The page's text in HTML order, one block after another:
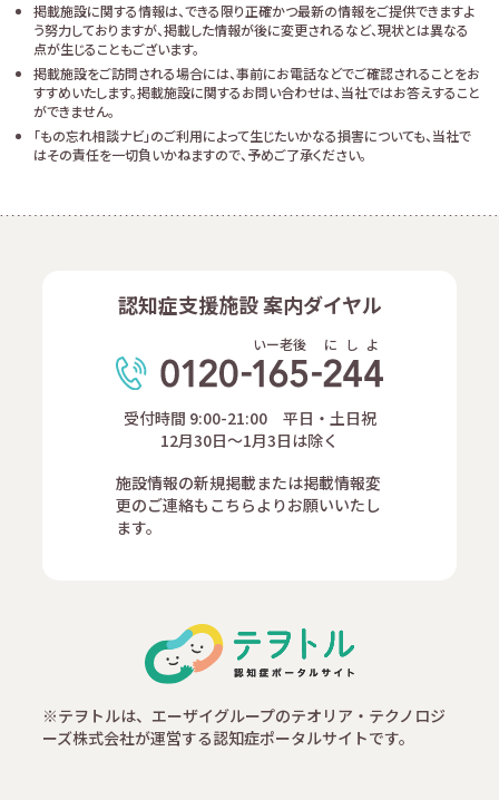
掲載施設に関する情報は、できる限り正確かつ最新の情報をご提供できますよ
う努力しておりますが、掲載した情報が後に変更されるなど、現状とは異なる
点が生じることもございます。
掲載施設をご訪問される場合には、事前にお電話などでご確認されることをお
すすめいたします。掲載施設に関するお問い合わせは、当社ではお答えすること
ができません。
「もの忘れ相談ナビ」のご利用によって生じたいかなる損害についても、当社で
はその責任を一切負いかねますので、予めご了承ください。
認知症支援施設 案内ダイヤル
いー老後 に し よ
受付時間 9:00-21:00 平日・土日祝
12月30日～1月3日は除く
施設情報の新規掲載または掲載情報変
更のご連絡もこちらよりお願いいたし
ます。
※テヲトルは、エーザイグループのテオリア・テクノロジ
ーズ株式会社が運営する認知症ポータルサイトです。